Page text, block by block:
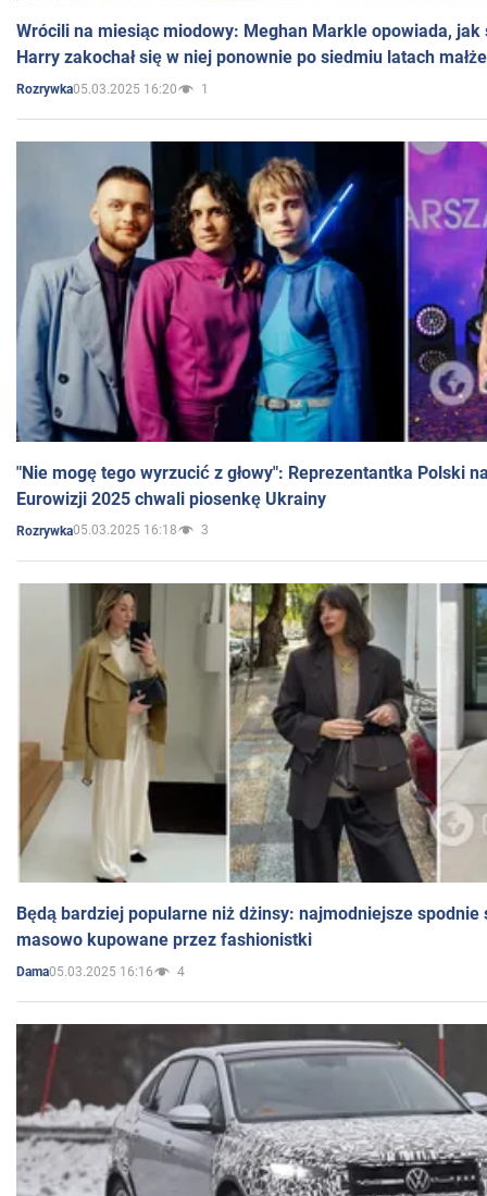
Wrócili na miesiąc miodowy: Meghan Markle opowiada, jak
Harry zakochał się w niej ponownie po siedmiu latach
Rozrywka05.03.2025 16:20 1
"Nie mogę tego wyrzucić z głowy": Reprezentantka Polski
Eurowizji 2025 chwali piosenkę Ukrainy
Rozrywka05.03.2025 16:18 3
Będą bardziej popularne niż dżinsy: najmodniejsze spodnie
masowo kupowane przez fashionistki
Dama05.03.2025 16:16 4